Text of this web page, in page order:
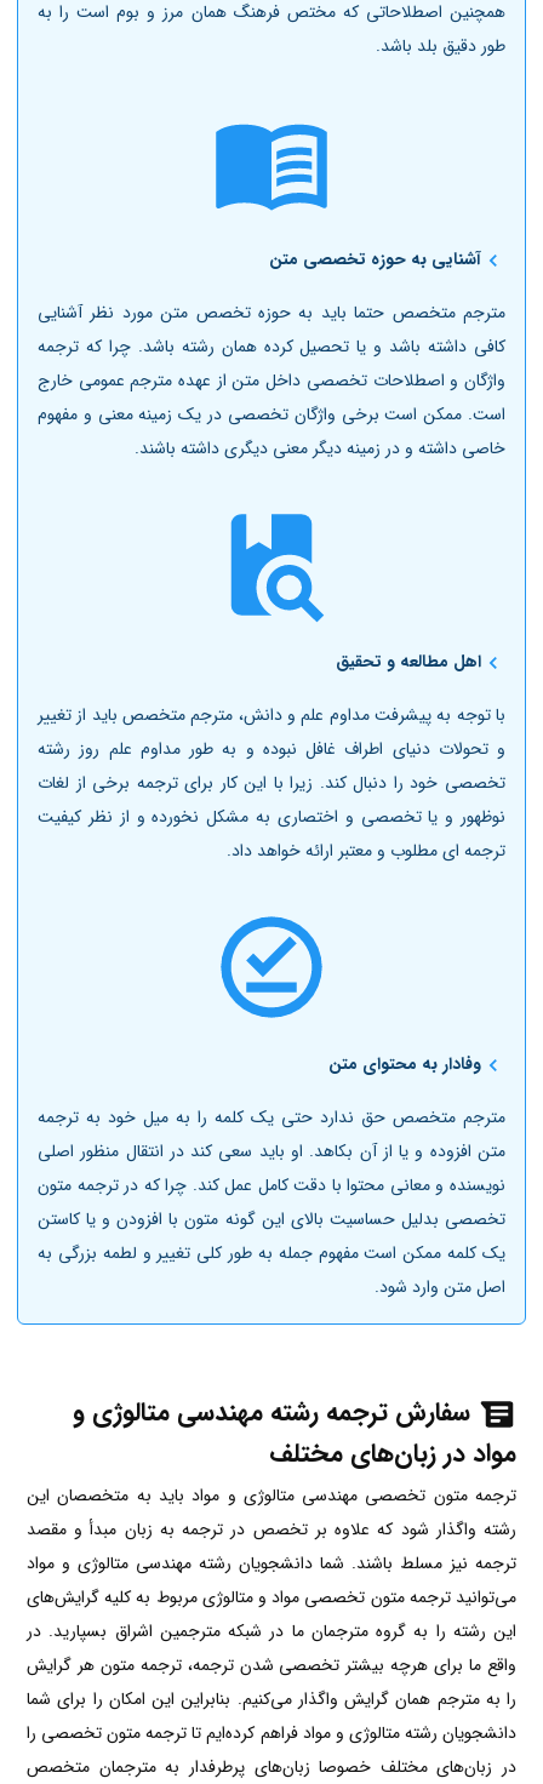
همچنین اصطلاحاتی که مختص فرهنگ همان مرز و بوم است را به
طور دقیق بلد باشد.
آشنایی به حوزه تخصصی متن
مترجم متخصص حتما باید به حوزه تخصص متن مورد نظر آشنایی
کافی داشته باشد و یا تحصیل کرده همان رشته باشد. چرا که ترجمه
واژگان و اصطلاحات تخصصی داخل متن از عهده مترجم عمومی خارج
است. ممکن است برخی واژگان تخصصی در یک زمینه معنی و مفهوم
خاصی داشته و در زمینه دیگر معنی دیگری داشته باشند.
اهل مطالعه و تحقیق
با توجه به پیشرفت مداوم علم و دانش، مترجم متخصص باید از تغییر
و تحولات دنیای اطراف غافل نبوده و به طور مداوم علم روز رشته
تخصصی خود را دنبال کند. زیرا با این کار برای ترجمه برخی از لغات
نوظهور و یا تخصصی و اختصاری به مشکل نخورده و از نظر کیفیت
ترجمه ای مطلوب و معتبر ارائه خواهد داد.
وفادار به محتوای متن
مترجم متخصص حق ندارد حتی یک کلمه را به میل خود به ترجمه
متن افزوده و یا از آن بکاهد. او باید سعی کند در انتقال منظور اصلی
نویسنده و معانی محتوا با دقت کامل عمل کند. چرا که در ترجمه متون
تخصصی بدلیل حساسیت بالای این گونه متون با افزودن و یا کاستن
یک کلمه ممکن است مفهوم جمله به طور کلی تغییر و لطمه بزرگی به
اصل متن وارد شود.
سفارش ترجمه رشته مهندسی متالوژی و
مواد در زبان‌های مختلف
ترجمه متون تخصصی مهندسی متالوژی و مواد باید به متخصصان این
رشته واگذار شود که علاوه بر تخصص در ترجمه به زبان مبدأ و مقصد
ترجمه نیز مسلط باشند. شما دانشجویان رشته مهندسی متالوژی و مواد
می‌توانید ترجمه متون تخصصی مواد و متالوژی مربوط به کلیه گرایش‌های
این رشته را به گروه مترجمان ما در شبکه مترجمین اشراق بسپارید. در
واقع ما برای هرچه بیشتر تخصصی شدن ترجمه، ترجمه متون هر گرایش
را به مترجم همان گرایش واگذار می‌کنیم. بنابراین این امکان را برای شما
دانشجویان رشته متالوژی و مواد فراهم کرده‌ایم تا ترجمه متون تخصصی را
در زبان‌های مختلف خصوصا زبان‌های پرطرفدار به مترجمان متخصص